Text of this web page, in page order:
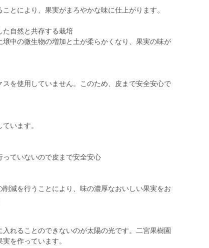
とにより、果実がまろやかな味に仕上がります。
た自然と共存する栽培
中の微生物の増加と土が柔らかくなり、果実の味が
を使用していません。このため、皮まで安全安心で
います。
ていないので皮まで安全安心
減を行うことにより、味の濃厚なおいしい果実をお
れることのできないのが太陽の光です。二宮果樹園
を作っています。